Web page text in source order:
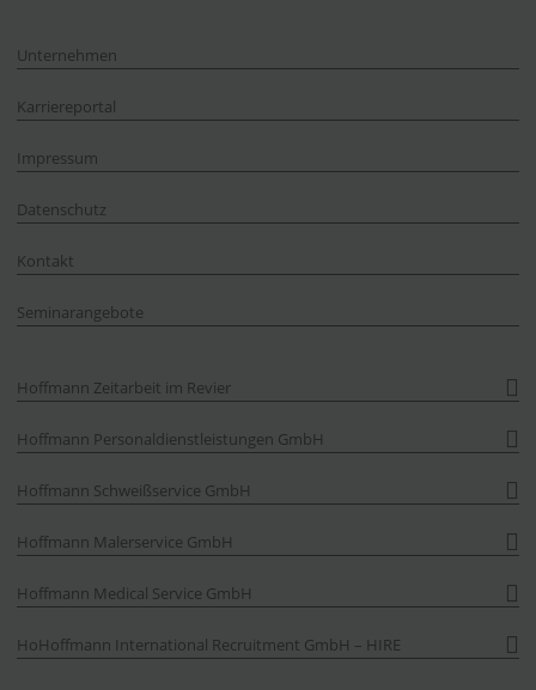
Unternehmen
Karriereportal
Impressum
Datenschutz
Kontakt
Seminarangebote
Hoffmann Zeitarbeit im Revier
Hoffmann Personaldienstleistungen GmbH
Hoffmann Schweißservice GmbH
Hoffmann Malerservice GmbH
Hoffmann Medical Service GmbH
HoHoffmann International Recruitment GmbH – HIRE